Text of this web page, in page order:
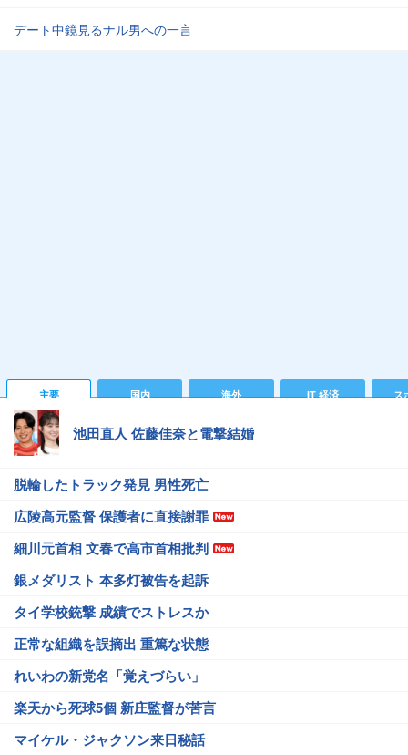
デート中鏡見るナル男への一言
主要 国内 海外 IT 経済 ス
池田直人 佐藤佳奈と電撃結婚
脱輪したトラック発見 男性死亡
広陵高元監督 保護者に直接謝罪
細川元首相 文春で高市首相批判
銀メダリスト 本多灯被告を起訴
タイ学校銃撃 成績でストレスか
正常な組織を誤摘出 重篤な状態
れいわの新党名「覚えづらい」
楽天から死球5個 新庄監督が苦言
マイケル・ジャクソン来日秘話